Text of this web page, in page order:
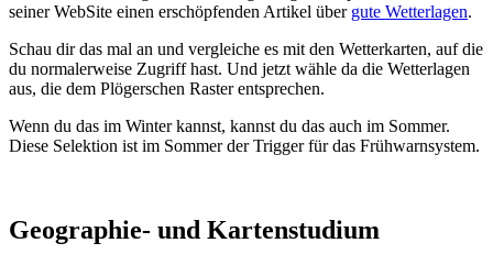
seiner WebSite einen erschöpfenden Artikel über gute Wetterlagen.
Schau dir das mal an und vergleiche es mit den Wetterkarten, auf die
du normalerweise Zugriff hast. Und jetzt wähle da die Wetterlagen
aus, die dem Plögerschen Raster entsprechen.
Wenn du das im Winter kannst, kannst du das auch im Sommer.
Diese Selektion ist im Sommer der Trigger für das Frühwarnsystem.
Geographie- und Kartenstudium